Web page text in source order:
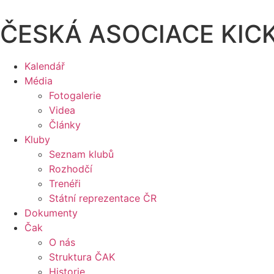
obsahu
ČESKÁ ASOCIACE
Kalendář
Média
Fotogalerie
Videa
Články
Kluby
Seznam klubů
Rozhodčí
Trenéři
Státní reprezentace ČR
Dokumenty
Čak
O nás
Struktura ČAK
Historie